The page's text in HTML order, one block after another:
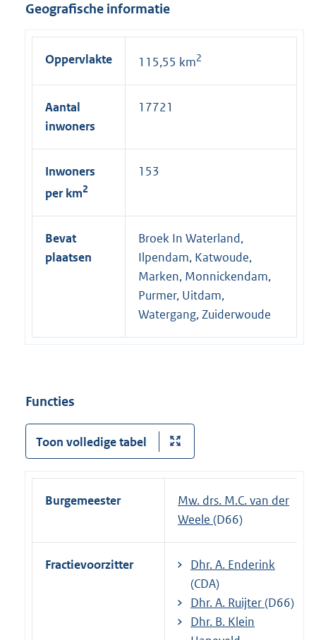
Geografische informatie
Oppervlakte 115,55 km2
Aantal
inwoners
17721
Inwoners
per km2
153
Bevat
plaatsen
Broek In Waterland,
Ilpendam, Katwoude,
Marken, Monnickendam,
Purmer, Uitdam,
Watergang, Zuiderwoude
Functies
Toon volledige tabel
Burgemeester
Mw. drs. M.C. van der
Weele (D66)
Fractievoorzitter
Dhr. A. Enderink
(CDA)
Dhr. A. Ruijter(D66)
Dhr. B. Klein